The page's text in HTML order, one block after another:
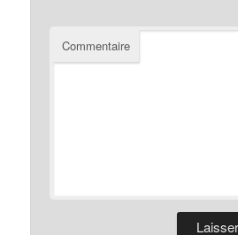
Commentaire